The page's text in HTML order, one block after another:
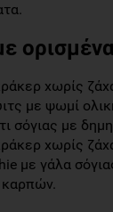
χωρίς
με ψωμί
σόγιας με
χωρίς
με γάλα